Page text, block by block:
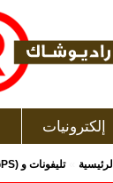
إلكترونيات
الرئيسية »تليفونات و (GPS)